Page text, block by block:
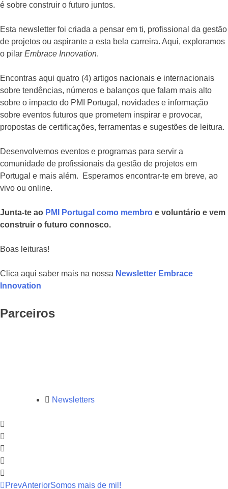
é sobre construir o futuro juntos.
Esta newsletter foi criada a pensar em ti, profissional da gestão
de projetos ou aspirante a esta bela carreira. Aqui, exploramos
o pilar Embrace Innovation.
Encontras aqui quatro (4) artigos nacionais e internacionais
sobre tendências, números e balanços que falam mais alto
sobre o impacto do PMI Portugal, novidades e informação
sobre eventos futuros que prometem inspirar e provocar,
propostas de certificações, ferramentas e sugestões de leitura.
Desenvolvemos eventos e programas para servir a
comunidade de profissionais da gestão de projetos em
Portugal e mais além. Esperamos encontrar-te em breve, ao
vivo ou online.
Junta-te ao PMI Portugal como membro e voluntário e vem
construir o futuro connosco.
Boas leituras!
Clica aqui saber mais na nossa Newsletter Embrace
Innovation
Parceiros
Newsletters
PrevAnteriorSomos mais de mil!